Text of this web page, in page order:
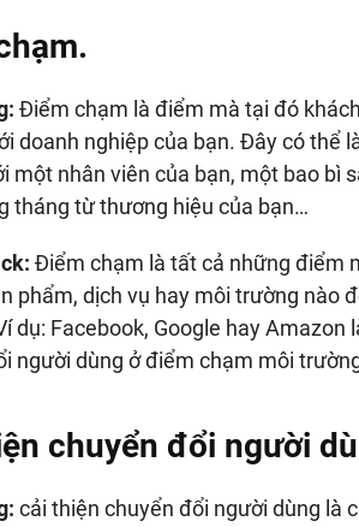
Điểm chạm là điểm mà tại đó
doanh nghiệp của bạn. Đây có thể
một nhân viên của bạn, một bao bì
tháng từ thương hiệu của bạn…
Điểm chạm là tất cả những điểm
phẩm, dịch vụ hay môi trường nào
dụ: Facebook, Google hay
người dùng ở điểm chạm môi
chuyển đổi người
cải thiện chuyển đổi người dùng là